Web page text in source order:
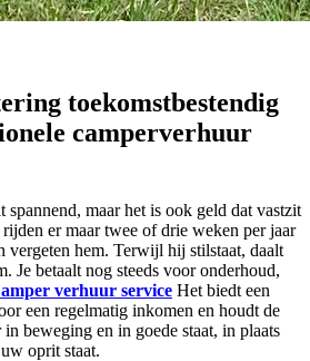
toekomstbestendig
camperverhuur
spannend, maar het is ook geld dat vastzit
er maar twee of drie weken per jaar
vergeten hem. Terwijl hij stilstaat, daalt
Je betaalt nog steeds voor onderhoud,
verhuur service Het biedt een
een regelmatig inkomen en houdt de
beweging en in goede staat, in plaats
oprit staat.